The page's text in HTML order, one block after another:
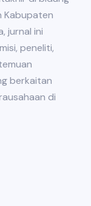
Kabupaten
jurnal ini
peneliti,
berkaitan
di